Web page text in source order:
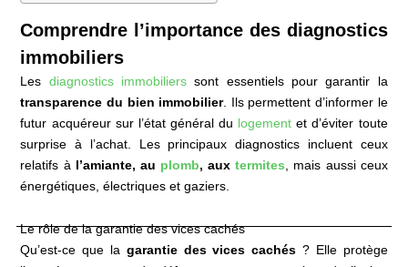
Comprendre l’importance des diagnostics
immobiliers
Les diagnostics immobiliers sont essentiels pour garantir la
transparence du bien immobilier. Ils permettent d’informer le
futur acquéreur sur l’état général du logement et d’éviter toute
surprise à l’achat. Les principaux diagnostics incluent ceux
relatifs à l’amiante, au plomb, auxtermites , mais aussi ceux
énergétiques, électriques et gaziers.
Le rôle de la garantie des vices cachés
Qu’est-ce que la garantie des vices cachés ? Elle protège